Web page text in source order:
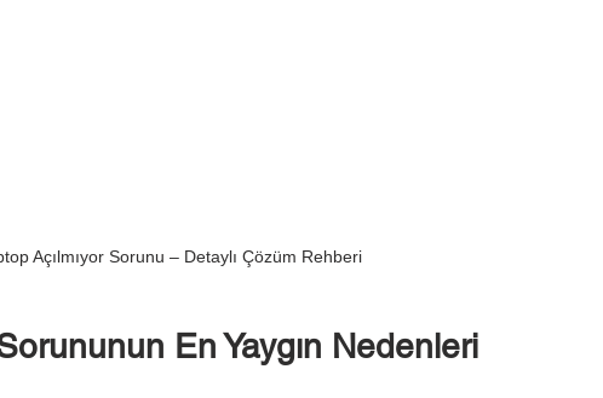
Açılmıyor Sorunu – Detaylı Çözüm Rehberi
En Yaygın Nedenleri